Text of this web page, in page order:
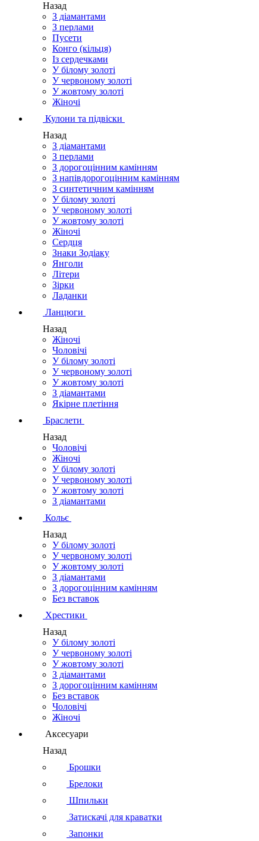
Назад
З діамантами
З перлами
Пусети
Конго (кільця)
Із сердечками
У білому золоті
У червоному золоті
У жовтому золоті
Жіночі
Кулони та підвіски
Назад
З діамантами
З перлами
З дорогоцінним камінням
З напівдорогоцінним камінням
З синтетичним камінням
У білому золоті
У червоному золоті
У жовтому золоті
Жіночі
Сердця
Знаки Зодіаку
Янголи
Літери
Зірки
Ладанки
Ланцюги
Назад
Жіночі
Чоловічі
У білому золоті
У червоному золоті
У жовтому золоті
З діамантами
Якірне плетіння
Браслети
Назад
Чоловічі
Жіночі
У білому золоті
У червоному золоті
У жовтому золоті
З діамантами
Кольє
Назад
У білому золоті
У червоному золоті
У жовтому золоті
З діамантами
З дорогоцінним камінням
Без вставок
Хрестики
Назад
У білому золоті
У червоному золоті
У жовтому золоті
З діамантами
З дорогоцінним камінням
Без вставок
Чоловічі
Жіночі
Аксесуари
Назад
Брошки
Брелоки
Шпильки
Затискачі для краватки
Запонки